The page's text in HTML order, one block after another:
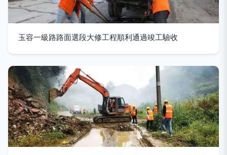
玉容一級路路面選段大修工程順利通過竣工驗收